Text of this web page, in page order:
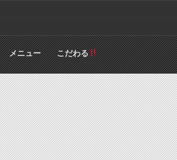
メニュー こだわる